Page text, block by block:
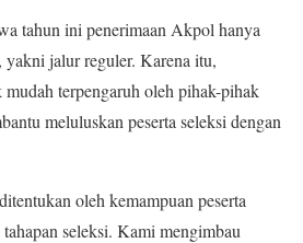
tahun ini penerimaan Akpol hanya
jalur reguler. Karena itu,
terpengaruh oleh pihak-pihak
meluluskan peserta seleksi dengan
oleh kemampuan peserta
seleksi. Kami mengimbau